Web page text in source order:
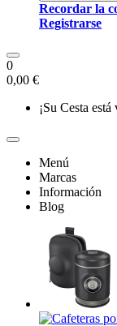
Recordar la
Registrarse
0
0,00 €
¡Su Cesta está
Menú
Marcas
Información
Blog